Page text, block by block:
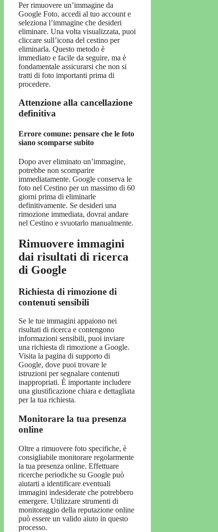
Per rimuovere un’immagine da
Google Foto, accedi al tuo account e
seleziona l’immagine che desideri
eliminare. Una volta visualizzata, puoi
cliccare sull’icona del cestino per
eliminarla. Questo metodo è
immediato e facile da seguire, ma è
fondamentale assicurarsi che non si
tratti di foto importanti prima di
procedere.
Attenzione alla cancellazione
definitiva
Errore comune: pensare che le foto
siano scomparse subito
Dopo aver eliminato un’immagine,
potrebbe non scomparire
immediatamente. Google conserva le
foto nel Cestino per un massimo di 60
giorni prima di eliminarle
definitivamente. Se desideri una
rimozione immediata, dovrai andare
nel Cestino e svuotarlo manualmente.
Rimuovere immagini
dai risultati di ricerca
di Google
Richiesta di rimozione di
contenuti sensibili
Se le tue immagini appaiono nei
risultati di ricerca e contengono
informazioni sensibili, puoi inviare
una richiesta di rimozione a Google.
Visita la pagina di supporto di
Google, dove puoi trovare le
istruzioni per segnalare contenuti
inappropriati. È importante includere
una giustificazione chiara e dettagliata
per la tua richiesta.
Monitorare la tua presenza
online
Oltre a rimuovere foto specifiche, è
consigliabile monitorare regolarmente
la tua presenza online. Effettuare
ricerche periodiche su Google può
aiutarti a identificare eventuali
immagini indesiderate che potrebbero
emergere. Utilizzare strumenti di
monitoraggio della reputazione online
può essere un valido aiuto in questo
processo.